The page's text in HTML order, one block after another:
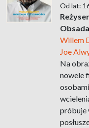
Od lat:
Willem
Joe
Na
nowele
próbuje